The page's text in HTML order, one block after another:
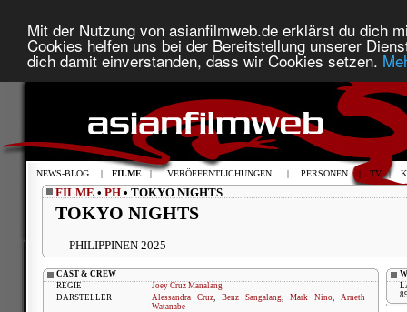
Mit der Nutzung von asianfilmweb.de erklärst du dich
Cookies helfen uns bei der Bereitstellung unserer
dich damit einverstanden, dass wir Cookies setzen.
NEWS-BLOG | FILME | VERÖFFENTLICHUNGEN | PERSONEN | TV |
FILME • PH • TOKYO NIGHTS
TOKYO NIGHTS
PHILIPPINEN 2025
CAST & CREW
REGIE
Joey Cruz Manalang
DARSTELLER
Alessandra Cruz, Benz Sangalang, Mark Nino, Arneth
Watanabe